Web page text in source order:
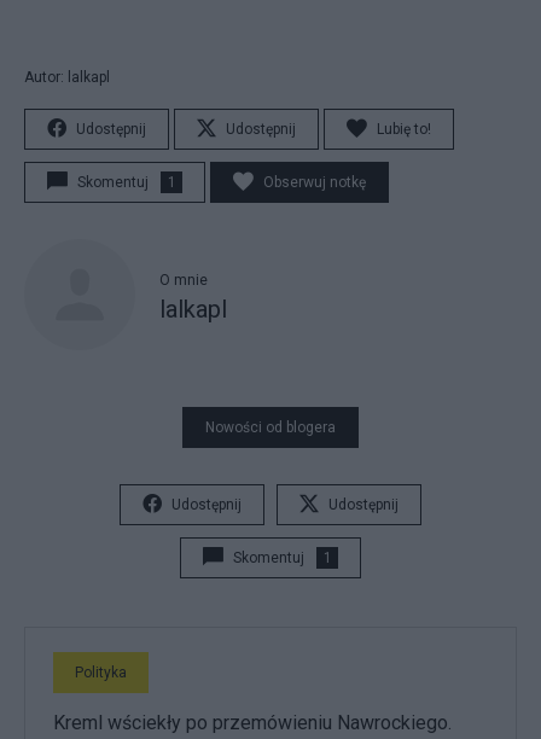
Autor: lalkapl
Udostępnij Udostępnij Lubię to!
Skomentuj 1 Obserwuj notkę
O mnie
lalkapl
Nowości od blogera
Udostępnij Udostępnij
Skomentuj 1
Polityka
Kreml wściekły po przemówieniu Nawrockiego.